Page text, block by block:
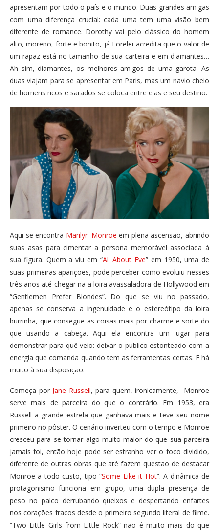
apresentam por todo o país e o mundo. Duas grandes amigas
com uma diferença crucial: cada uma tem uma visão bem
diferente de romance. Dorothy vai pelo clássico do homem
alto, moreno, forte e bonito, já Lorelei acredita que o valor de
um rapaz está no tamanho de sua carteira e em diamantes…
Ah sim, diamantes, os melhores amigos de uma garota. As
duas viajam para se apresentar em Paris, mas um navio cheio
de homens ricos e sarados se coloca entre elas e seu destino.
Aqui se encontra Marilyn Monroe em plena ascensão, abrindo
suas asas para cimentar a persona memorável associada à
sua figura. Quem a viu em “All About Eve” em 1950, uma de
suas primeiras aparições, pode perceber como evoluiu nesses
três anos até chegar na a loira avassaladora de Hollywood em
“Gentlemen Prefer Blondes”. Do que se viu no passado,
apenas se conserva a ingenuidade e o estereótipo da loira
burrinha, que consegue as coisas mais por charme e sorte do
que usando a cabeça. Aqui ela encontra um lugar para
demonstrar para quê veio: deixar o público estonteado com a
energia que comanda quando tem as ferramentas certas. E há
muito à sua disposição.
Começa por Jane Russell, para quem, ironicamente, Monroe
serve mais de parceira do que o contrário. Em 1953, era
Russell a grande estrela que ganhava mais e teve seu nome
primeiro no pôster. O cenário inverteu com o tempo e Monroe
cresceu para se tornar algo muito maior do que sua parceira
jamais foi, então hoje pode ser estranho ver o foco dividido,
diferente de outras obras que até fazem questão de destacar
Monroe a todo custo, tipo “Some Like it Hot”. A dinâmica de
protagonismo funciona em grupo, uma dupla presença de
peso no palco derrubando queixos e despertando enfartes
nos corações fracos desde o primeiro segundo literal de filme.
“Two Little Girls from Little Rock” não é muito mais do que